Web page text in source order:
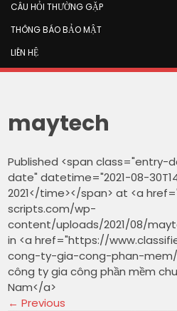
CÂU HỎI THƯỜNG GẶP
THÔNG BÁO BẢO MẬT
LIÊN HỆ
maytech
Published <span class="entry-
date" datetime="2021-08-
2021</time></span> at <a
scripts.com/wp-
content/uploads/2021/08/
in <a href="https://
cong-ty-gia-cong-phan-mem/"
công ty gia công phần mềm
Nam</a>
← Previous